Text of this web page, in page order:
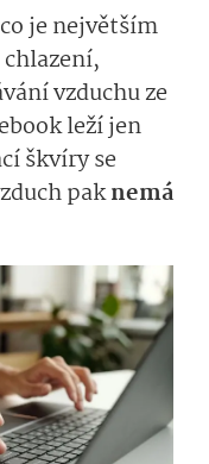
je největším
vzduchu ze
leží jen
škvíry se
paknemá